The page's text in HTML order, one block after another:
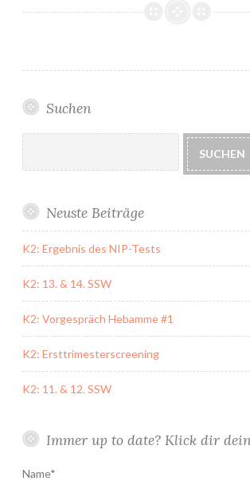
Suchen
SUCHEN
Neuste Beiträge
K2: Ergebnis des NIP-Tests
K2: 13. & 14. SSW
K2: Vorgespräch Hebamme #1
K2: Ersttrimesterscreening
K2: 11. & 12. SSW
Immer up to date? Klick dir
Name*